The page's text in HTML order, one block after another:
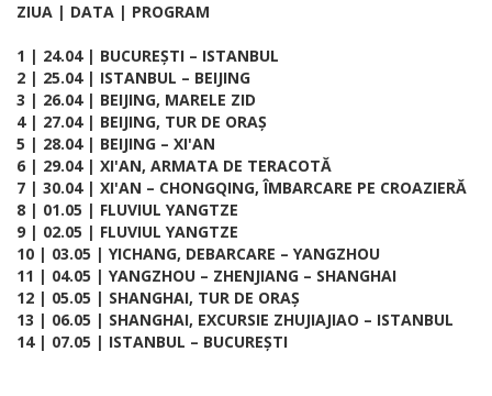
ZIUA | DATA | PROGRAM
1 | 24.04 | BUCUREȘTI – ISTANBUL
2 | 25.04 | ISTANBUL – BEIJING
3 | 26.04 | BEIJING, MARELE ZID
4 | 27.04 | BEIJING, TUR DE ORAȘ
5 | 28.04 | BEIJING – XI'AN
6 | 29.04 | XI'AN, ARMATA DE TERACOTĂ
7 | 30.04 | XI'AN – CHONGQING, ÎMBARCARE PE CROAZIERĂ
8 | 01.05 | FLUVIUL YANGTZE
9 | 02.05 | FLUVIUL YANGTZE
10 | 03.05 | YICHANG, DEBARCARE – YANGZHOU
11 | 04.05 | YANGZHOU – ZHENJIANG – SHANGHAI
12 | 05.05 | SHANGHAI, TUR DE ORAȘ
13 | 06.05 | SHANGHAI, EXCURSIE ZHUJIAJIAO – ISTANBUL
14 | 07.05 | ISTANBUL – BUCUREȘTI